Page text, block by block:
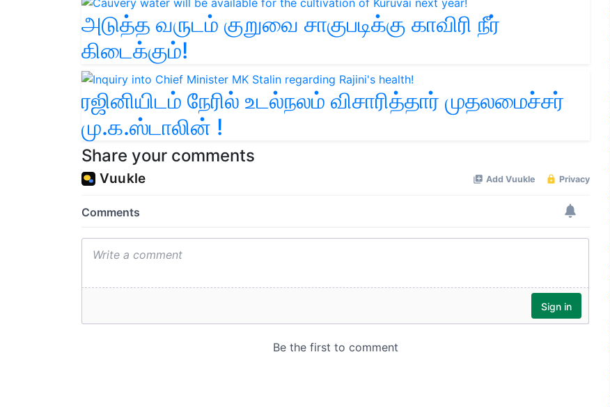
அடுத்த வருடம் குறுவை சாகுபடிக்கு காவிரி நீர்
கிடைக்கும்!
ரஜினியிடம் நேரில் உடல்நலம் விசாரித்தார் முதலமைச்சர்
மு.க.ஸ்டாலின் !
Share your comments